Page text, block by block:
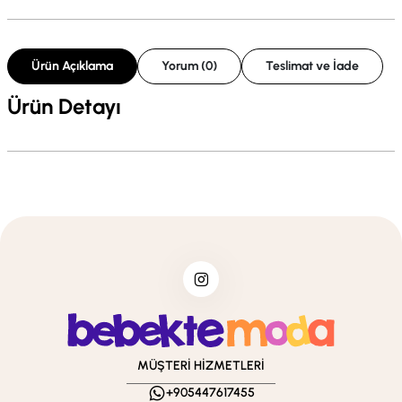
Ürün Açıklama Yorum (0) Teslimat ve İade
Ürün Detayı
MÜŞTERİ HİZMETLERİ
+905447617455